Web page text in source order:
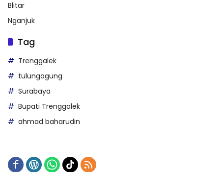
Blitar
Nganjuk
Tag
Trenggalek
tulungagung
Surabaya
Bupati Trenggalek
ahmad baharudin